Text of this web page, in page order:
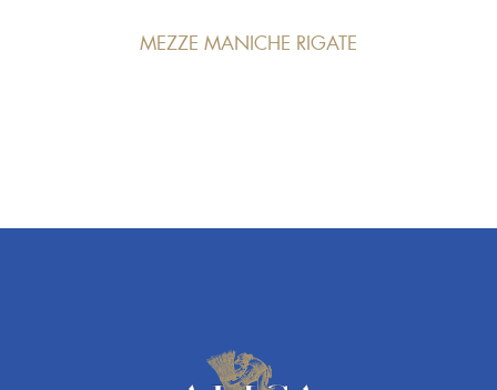
MEZZE MANICHE RIGATE